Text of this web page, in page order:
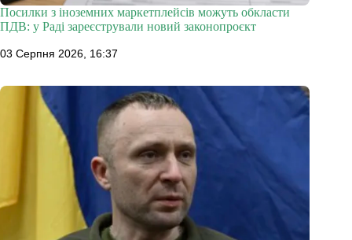
Посилки з іноземних маркетплейсів можуть обкласти
ПДВ: у Раді зареєстрували новий законопроєкт
03 Серпня 2026, 16:37